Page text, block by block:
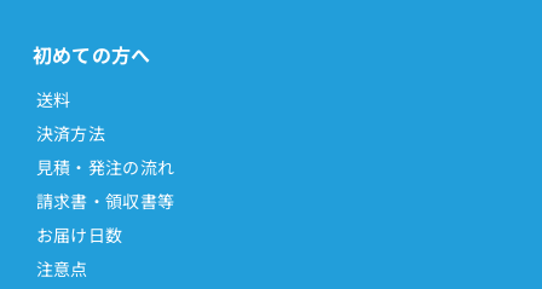
初めての方へ
送料
決済方法
見積・発注の流れ
請求書・領収書等
お届け日数
注意点